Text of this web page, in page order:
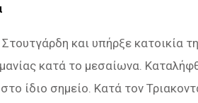
και υπήρξε κατοικία
κατά το μεσαίωνα.
ίδιο σημείο. Κατά τον